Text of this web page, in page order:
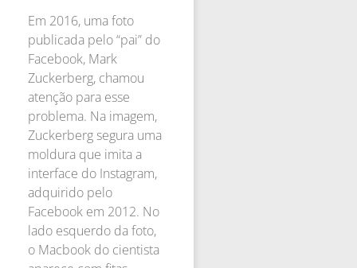
Em 2016, uma foto
publicada pelo “pai” do
Facebook, Mark
Zuckerberg, chamou
atenção para esse
problema. Na imagem,
Zuckerberg segura uma
moldura que imita a
interface do Instagram,
adquirido pelo
Facebook em 2012. No
lado esquerdo da foto,
o Macbook do cientista